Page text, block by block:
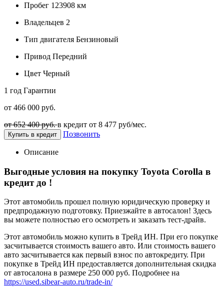
Пробег 123908 км
Владельцев 2
Тип двигателя Бензиновый
Привод Передний
Цвет Черный
1 год Гарантии
от 466 000 руб.
от 652 400 руб.в кредит от 8 477 руб/мес.
Купить в кредит Позвонить
Описание
Выгодные условия на покупку Toyota Corolla в
кредит до !
Этот автомобиль прошел полную юридическую проверку и
предпродажную подготовку. Приезжайте в автосалон! Здесь
вы можете полностью его осмотреть и заказать тест-драйв.
Этот автомобиль можно купить в Трейд ИН. При его покупке
засчитывается стоимость вашего авто. Или стоимость вашего
авто засчитывается как первый взнос по автокредиту. При
покупке в Трейд ИН предоставляется дополнительная скидка
от автосалона в размере 250 000 руб. Подробнее на
https://used.sibear-auto.ru/trade-in/